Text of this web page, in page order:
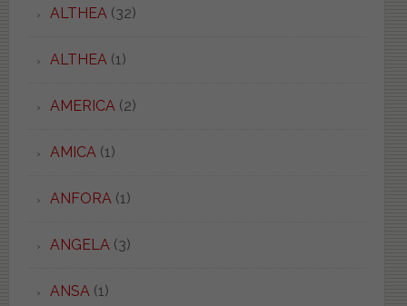
ALTHEA (32)
ALTHEA (1)
AMERICA (2)
AMICA (1)
ANFORA (1)
ANGELA (3)
ANSA (1)